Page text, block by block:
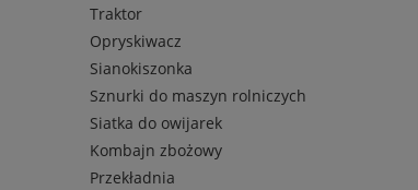
Traktor
Opryskiwacz
Sianokiszonka
Sznurki do maszyn rolniczych
Siatka do owijarek
Kombajn zbożowy
Przekładnia